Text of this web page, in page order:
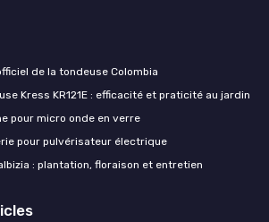
de la tondeuse Colombia
Kress KR121E : efficacité et praticité au jardin
pour micro onde en verre
pour pulvérisateur électrique
: plantation, floraison et entretien